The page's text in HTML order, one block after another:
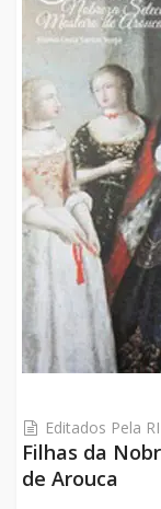
Editados Pela
Filhas da
de Arouca